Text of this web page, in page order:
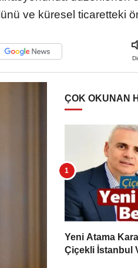
ve küresel ticaretteki
ÇOK OKUNAN
Yeni Atama
Çiçekli İstanbul